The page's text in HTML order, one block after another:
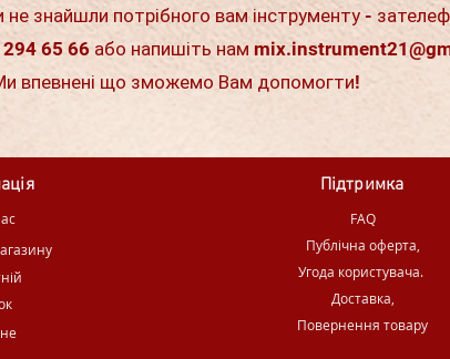
знайшли потрібного вам інструменту -
65 66 або напишіть нам
впевнені що зможемо Вам допомогти!
Підтримка
FAQ
Публічна оферта,
Угода користувача.
Доставка,
Повернення товару